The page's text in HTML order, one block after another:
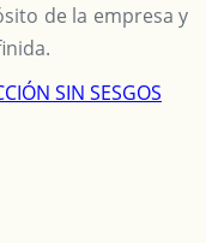
de la empresa y
SIN SESGOS